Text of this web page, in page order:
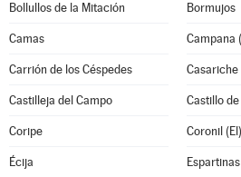
Bollullos de la Mitación Bormujos
Camas Campana
Carrión de los Céspedes Casariche
Castilleja del Campo Castillo de
Coripe Coronil (El)
Écija Espartinas